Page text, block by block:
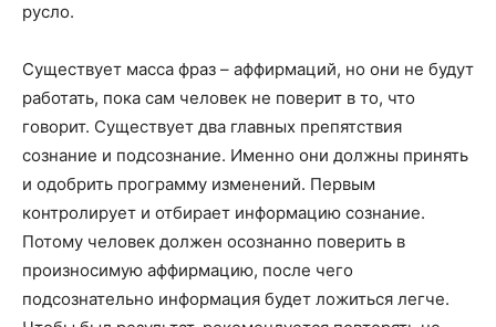
Три способа усиления эффекта от мыслеформы на
Тишина в голове. Разум должен расслабиться,
чтобы принять новую информацию и поверить в
неё. Это можно делать во время прогулки по улице,
при выполнении монотонной работы. Для усиления
эффекта используют специальные аудиозаписи для
погружения в подсознание;
Эмоциональный заряд. Каждая произносимая
аффирмация должна нести положительную